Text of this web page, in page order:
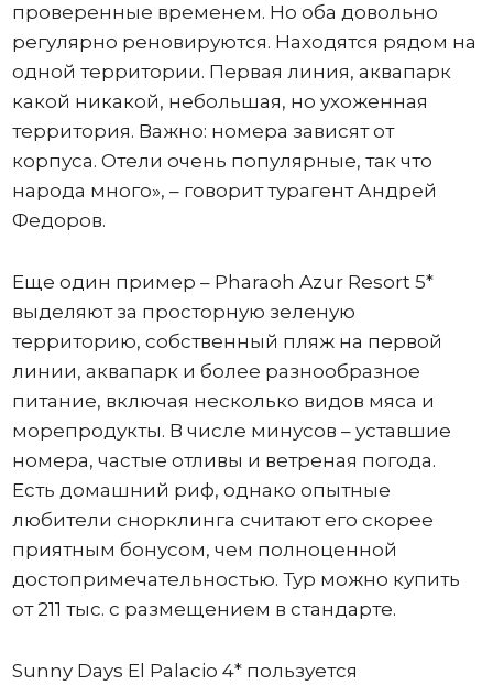
проверенные временем. Но оба довольно
регулярно реновируются. Находятся рядом на
одной территории. Первая линия, аквапарк
какой никакой, небольшая, но ухоженная
территория. Важно: номера зависят от
корпуса. Отели очень популярные, так что
народа много», – говорит турагент Андрей
Федоров.
Еще один пример – Pharaoh Azur Resort 5*
выделяют за просторную зеленую
территорию, собственный пляж на первой
линии, аквапарк и более разнообразное
питание, включая несколько видов мяса и
морепродукты. В числе минусов – уставшие
номера, частые отливы и ветреная погода.
Есть домашний риф, однако опытные
любители снорклинга считают его скорее
приятным бонусом, чем полноценной
достопримечательностью. Тур можно купить
от 211 тыс. с размещением в стандарте.
Sunny Days El Palacio 4* пользуется